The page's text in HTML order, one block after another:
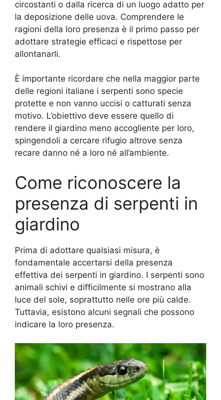
circostanti o dalla ricerca di un luogo adatto per
la deposizione delle uova. Comprendere le
ragioni della loro presenza è il primo passo per
adottare strategie efficaci e rispettose per
allontanarli.
È importante ricordare che nella maggior parte
delle regioni italiane i serpenti sono specie
protette e non vanno uccisi o catturati senza
motivo. L’obiettivo deve essere quello di
rendere il giardino meno accogliente per loro,
spingendoli a cercare rifugio altrove senza
recare danno né a loro né all’ambiente.
Come riconoscere la
presenza di serpenti in
giardino
Prima di adottare qualsiasi misura, è
fondamentale accertarsi della presenza
effettiva dei serpenti in giardino. I serpenti sono
animali schivi e difficilmente si mostrano alla
luce del sole, soprattutto nelle ore più calde.
Tuttavia, esistono alcuni segnali che possono
indicare la loro presenza.